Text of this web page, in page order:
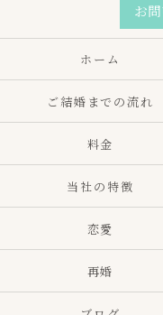
お
ホーム
ご結婚までの流れ
料金
当社の特徴
恋愛
再婚